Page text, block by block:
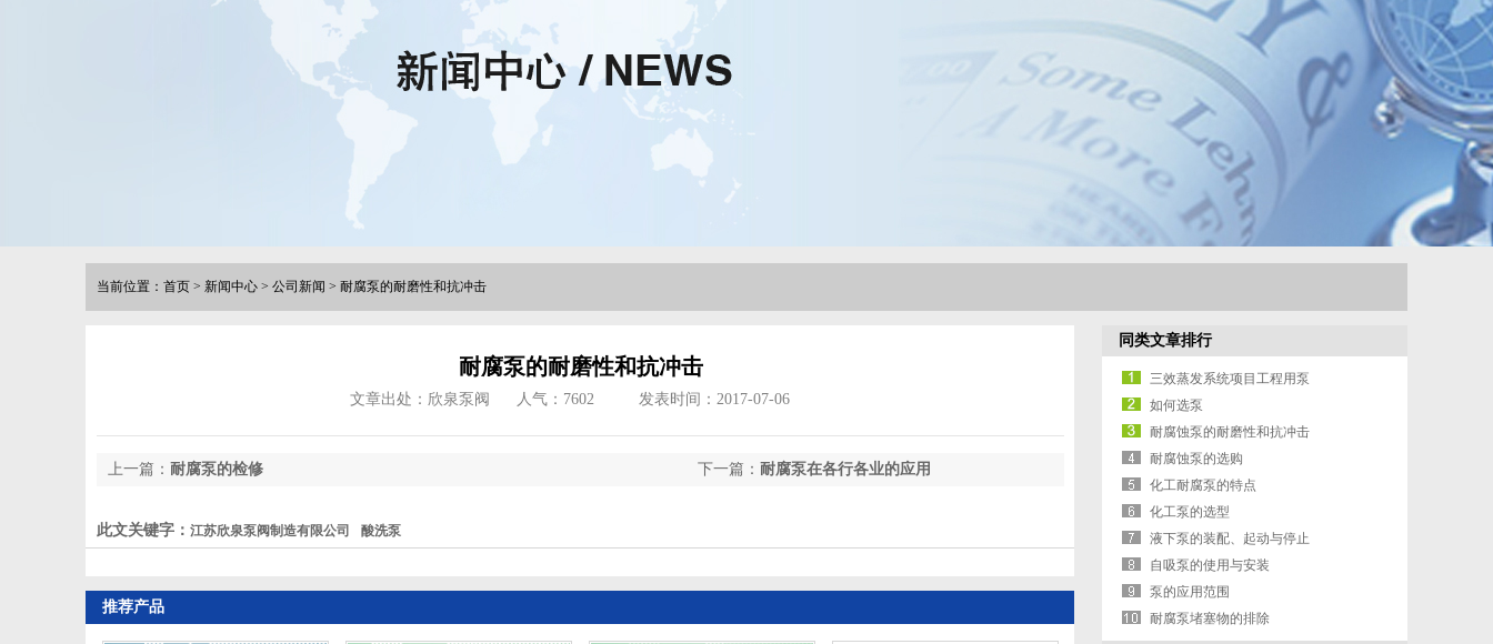
当前位置： 首页 > 新闻中心 > 公司新闻 > 耐腐泵的耐磨性和抗冲击
耐腐泵的耐磨性和抗冲击
文章出处：欣泉泵阀 人气： 7602 发表时间：2017-07-06
下一篇： 耐腐泵在各行各业的应用
上一篇： 耐腐泵的检修
此文关键字： 江苏欣泉泵阀制造有限公司 酸洗泵
推荐产品
同类文章排行
三效蒸发系统项目工程用泵
如何选泵
耐腐蚀泵的耐磨性和抗冲击
耐腐蚀泵的选购
化工耐腐泵的特点
化工泵的选型
液下泵的装配、起动与停止
自吸泵的使用与安装
泵的应用范围
耐腐泵堵塞物的排除